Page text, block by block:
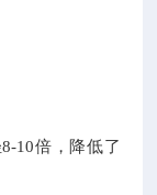
10倍，降低了